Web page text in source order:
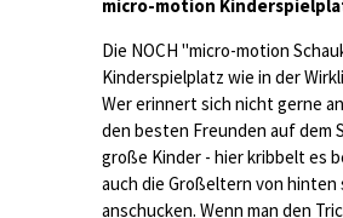
micro-motion
Die NOCH "micro-motion
Kinderspielplatz wie in der
Wer erinnert sich nicht gerne
den besten Freunden auf dem
große Kinder - hier kribbelt es
auch die Großeltern von hinten
anschucken. Wenn man den